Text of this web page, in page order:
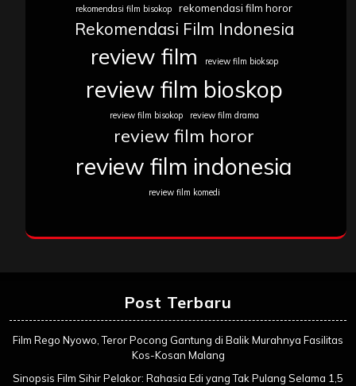
rekomendasi film bisokop rekomendasi film horor
Rekomendasi Film Indonesia
review film review film bioksop
review film bioskop
review film bisokop review film drama
review film horor
review film indonesia
review film komedi
Post Terbaru
Film Rego Nyowo, Teror Pocong Gantung di Balik Murahnya Fasilitas
Kos-Kosan Malang
Sinopsis Film Sihir Pelakor: Rahasia Edi yang Tak Pulang Selama 1,5